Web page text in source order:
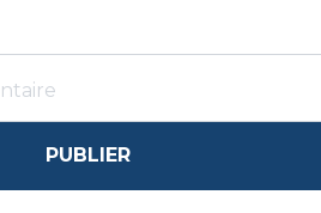
PUBLIER